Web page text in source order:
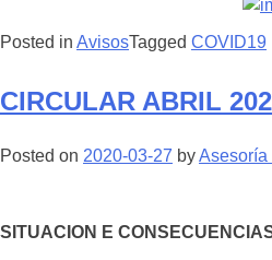
Posted in AvisosTagged COVID19
CIRCULAR ABRIL
Posted on 2020-03-27 byAsesoría
SITUACION E